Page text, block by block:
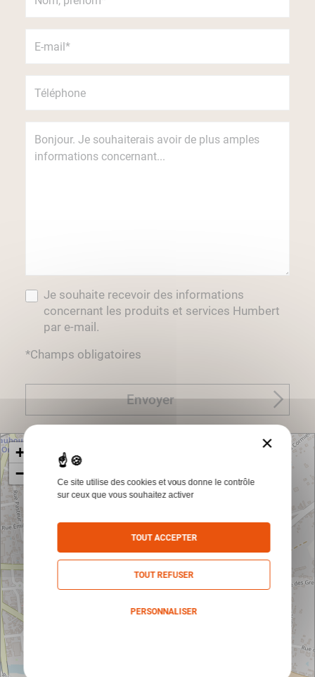
Je souhaite recevoir des informations
concernant les produits et services Humbert
par e-mail.
*Champs obligatoires
Envoyer
+
−
×
Ce site utilise des cookies et vous donne le contrôle
sur ceux que vous souhaitez activer
TOUT ACCEPTER
TOUT REFUSER
PERSONNALISER